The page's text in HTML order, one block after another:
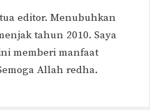
Hukum Suami Larang Isteri
Ziarah Ibu Bapa